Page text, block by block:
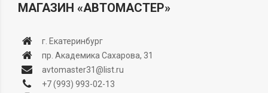
МАГАЗИН «АВТОМАСТЕР»
г. Екатеринбург
пр. Академика Сахарова, 31
avtomaster31@list.ru
+7 (993) 993-02-13